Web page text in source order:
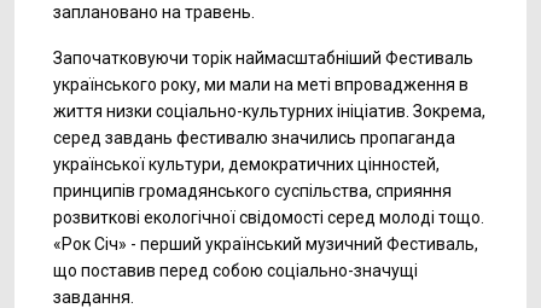
заплановано на травень.
Започатковуючи торік наймасштабніший Фестиваль
українського року, ми мали на меті впровадження в
життя низки соціально-культурних ініціатив. Зокрема,
серед завдань фестивалю значились пропаганда
української культури, демократичних цінностей,
принципів громадянського суспільства, сприяння
розвиткові екологічної свідомості серед молоді тощо.
«Рок Січ» - перший український музичний Фестиваль,
що поставив перед собою соціально-значущі
завдання.